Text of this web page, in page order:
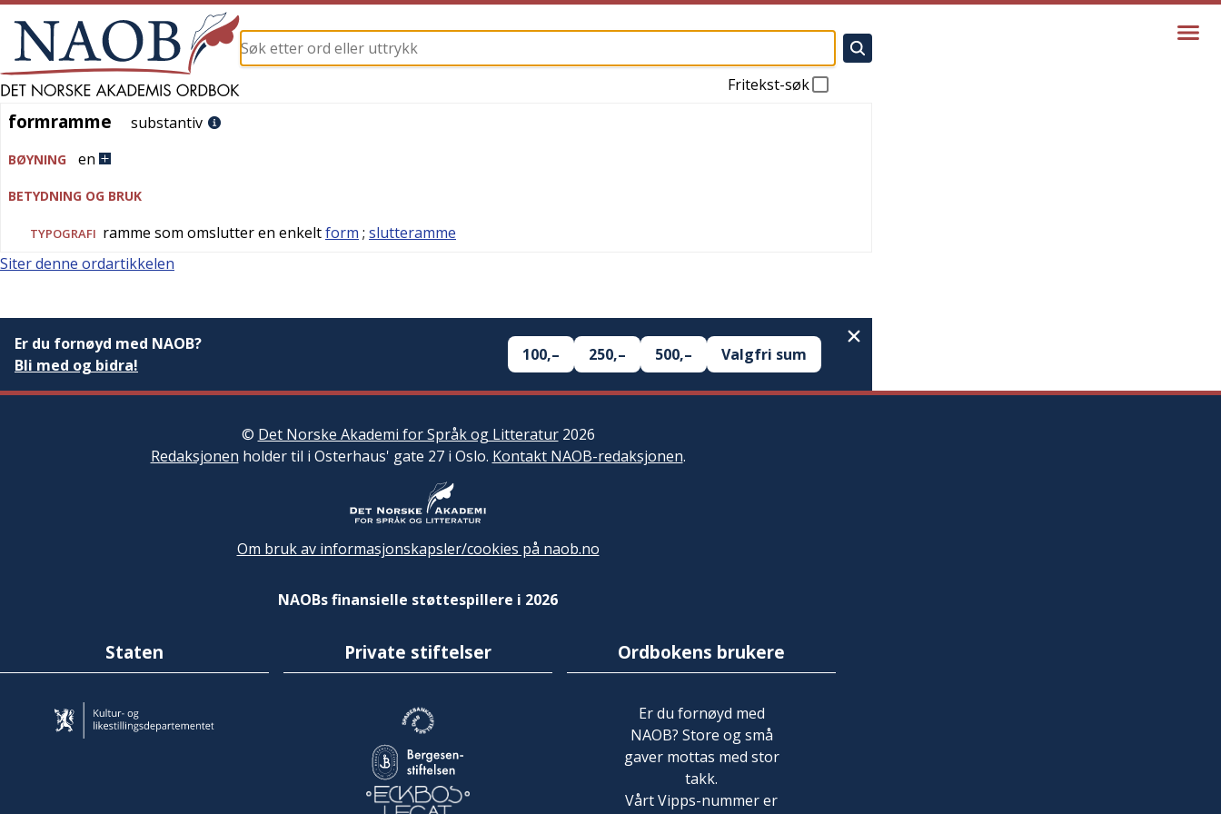
Fritekst-søk
formramme
formramme substantiv
BØYNING en
BETYDNING OG BRUK
TYPOGRAFI ramme som omslutter en enkeltform ; slutteramme
Siter denne ordartikkelen
Er du fornøyd med NAOB?
Bli med og bidra!
100,– 250,– 500,– Valgfri sum
© Det Norske Akademi for Språk og Litteratur2026
Redaksjonen holder til i Osterhaus' gate 27 i Oslo. Kontakt NAOB-redaksjonen.
Om bruk av informasjonskapsler/cookies på naob.no
NAOBs finansielle støttespillere i 2026
Staten Private stiftelser Ordbokens brukere
Er du fornøyd med
NAOB? Store og små
gaver mottas med stor
takk.
Vårt Vipps-nummer er